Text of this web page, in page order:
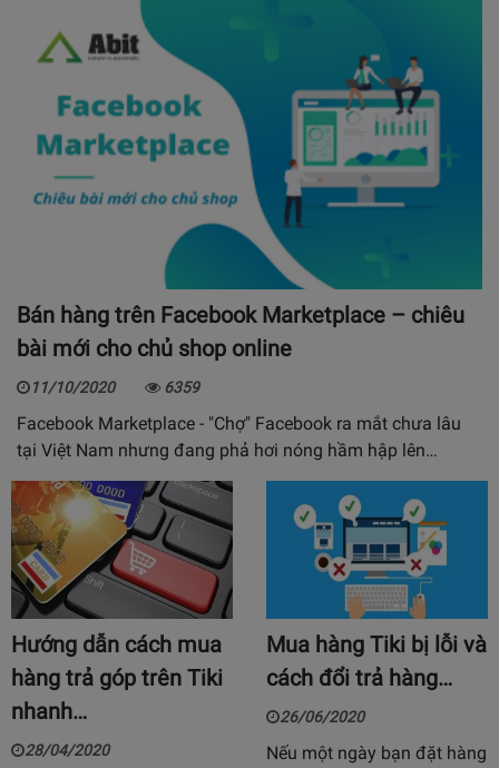
Bán hàng trên Facebook Marketplace – chiêu
bài mới cho chủ shop online
11/10/2020 6359
Facebook Marketplace - "Chợ" Facebook ra mắt chưa lâu
tại Việt Nam nhưng đang phả hơi nóng hầm hập lên…
Hướng dẫn cách mua
hàng trả góp trên Tiki
nhanh…
28/04/2020
Mua hàng Tiki bị lỗi và
cách đổi trả hàng…
26/06/2020
Nếu một ngày bạn đặt hàng